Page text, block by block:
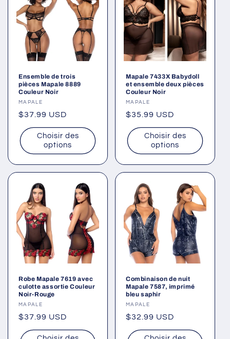
Ensemble de trois
pièces Mapale 8889
Couleur Noir
Fournisseur :
MAPALE
Prix
habituel
$37.99 USD
Choisir des
options
Mapale 7433X Babydoll
et ensemble deux pièces
Couleur Noir
Fournisseur :
MAPALE
Prix
habituel
$35.99 USD
Choisir des
options
Robe Mapale 7619 avec
culotte assortie Couleur
Noir-Rouge
Fournisseur :
MAPALE
Prix
habituel
$37.99 USD
Combinaison de nuit
Mapale 7587, imprimé
bleu saphir
Fournisseur :
MAPALE
Prix
habituel
$32.99 USD